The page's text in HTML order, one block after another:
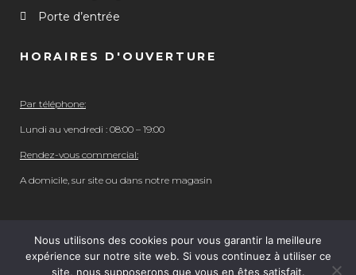
Porte d’entrée
HORAIRES D'OUVERTURE
Par téléphone:
Lundi au vendredi : 08:00 – 19:00
Rendez-vous commercial:
A domicile, sur site ou dans notre magasin
© 2023 Domaquitaine. tous droits réservés. | Réalisation
Nous utilisons des cookies pour vous garantir la meilleure
expérience sur notre site web. Si vous continuez à utiliser ce
site, nous supposerons que vous en êtes satisfait.